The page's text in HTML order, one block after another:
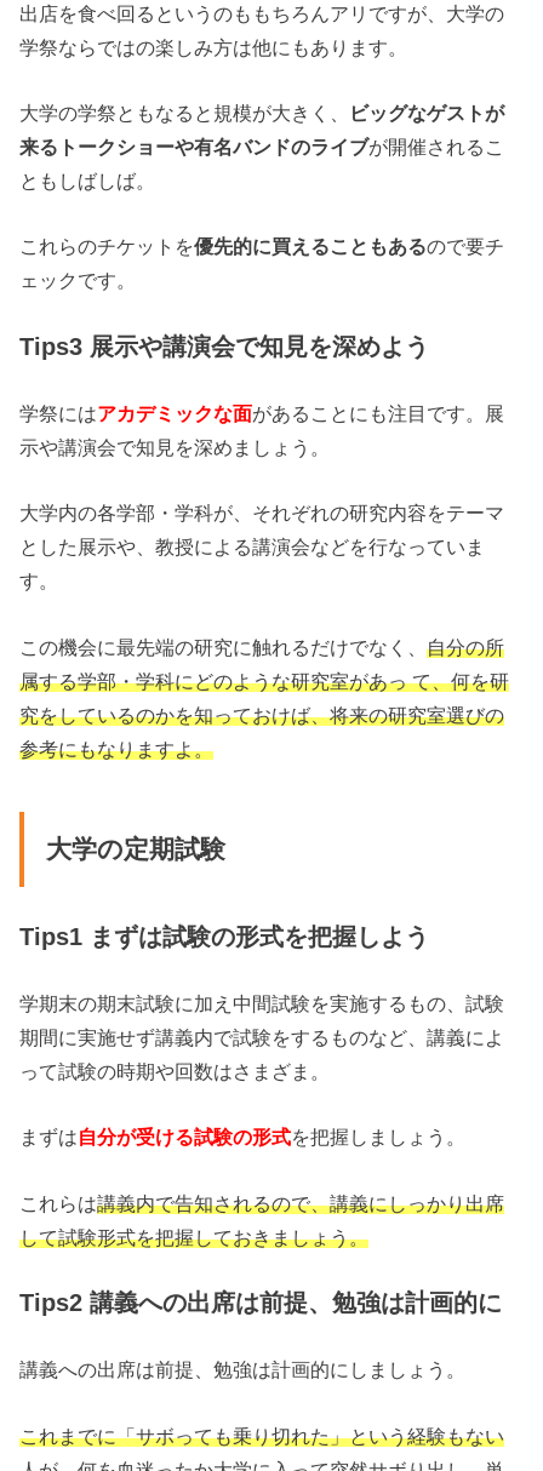
出店を食べ回るというのももちろんアリですが、大学の
学祭ならではの楽しみ方は他にもあります。
大学の学祭ともなると規模が大きく、
ビッグなゲストが
来るトークショーや有名バンドのライブが開催されるこ
ともしばしば。
これらのチケットを優先的に買えることもあるので要チ
ェックです。
Tips3 展示や講演会で知見を深めよう
学祭にはアカデミックな面があることにも注目です。展
示や講演会で知見を深めましょう。
大学内の各学部・学科が、それぞれの研究内容をテーマ
とした展示や、教授による講演会などを行なっていま
す。
この機会に最先端の研究に触れるだけでなく、自分の所
属する学部・学科にどのような研究室があっ て、何を研
究をしているのかを知っておけば、将来の研究室選びの
参考にもなりますよ。
大学の定期試験
Tips1 まずは試験の形式を把握しよう
学期末の期末試験に加え中間試験を実施するもの、試験
期間に実施せず講義内で試験をするものなど、講義によ
って試験の時期や回数はさまざま。
まずは自分が受ける試験の形式を把握しましょう。
これらは講義内で告知されるので、講義にしっかり出席
して試験形式を把握しておきましょう。
Tips2 講義への出席は前提、勉強は計画的に
講義への出席は前提、勉強は計画的にしましょう。
これまでに「サボっても乗り切れた」という経験もない